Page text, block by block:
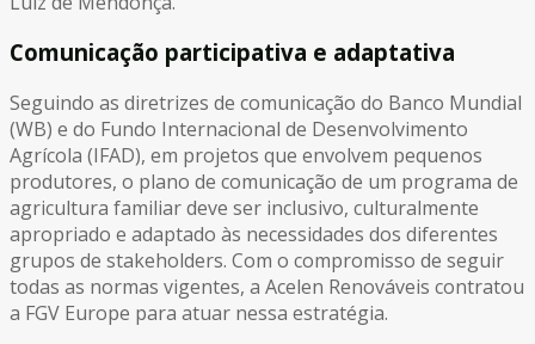
Comunicação participativa e adaptativa
Seguindo as diretrizes de comunicação do Banco Mundial
(WB) e do Fundo Internacional de Desenvolvimento
Agrícola (IFAD), em projetos que envolvem pequenos
produtores, o plano de comunicação de um programa de
agricultura familiar deve ser inclusivo, culturalmente
apropriado e adaptado às necessidades dos diferentes
grupos de stakeholders. Com o compromisso de seguir
todas as normas vigentes, a Acelen Renováveis contratou
a FGV Europe para atuar nessa estratégia.